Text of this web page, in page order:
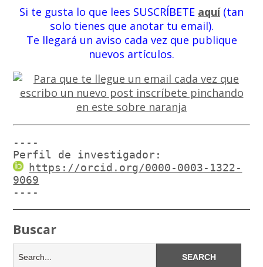
Si te gusta lo que lees SUSCRÍBETE aquí(tan
solo tienes que anotar tu email).
Te llegará un aviso cada vez que publique
nuevos artículos.
----
Perfil de investigador:
https://orcid.org/0000-0003-1322-
9069
----
Buscar